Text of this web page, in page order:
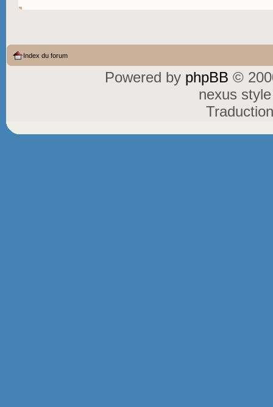
Index du forum
Powered by phpBB ©
nexus